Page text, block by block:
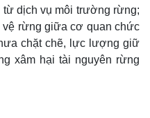
dịch vụ môi trường rừng;
vệ rừng giữa cơ quan chức
chặt chẽ, lực lượng giữ
xâm hại tài nguyên rừng